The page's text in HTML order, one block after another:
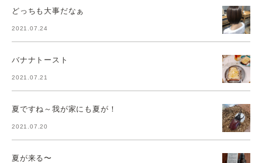
どっちも大事だなぁ
2021.07.24
バナナトースト
2021.07.21
夏ですね～我が家にも夏が！
2021.07.20
夏が来る〜